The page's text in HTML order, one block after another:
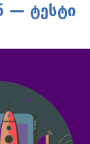
— ტესტი